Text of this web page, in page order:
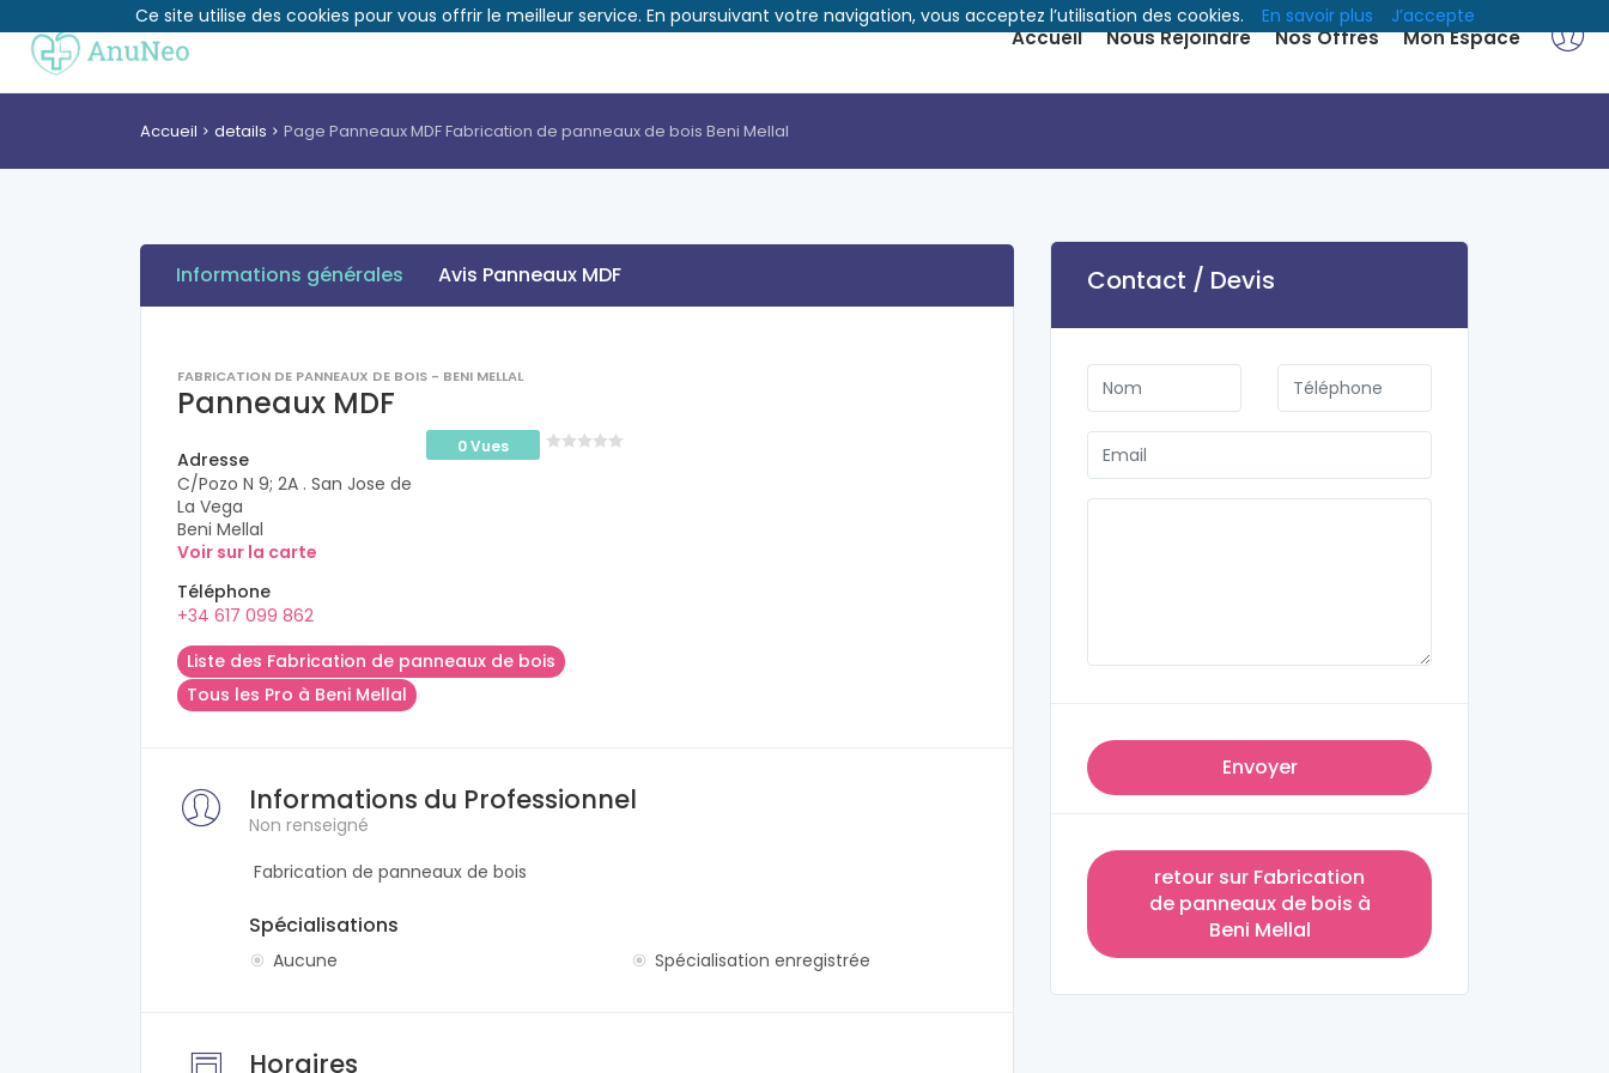
Accueil Nous Rejoindre Nos Offres Mon Espace
Accueil details Page Panneaux MDF Fabrication de panneaux de bois Beni Mellal
Informations générales Avis Panneaux MDF
FABRICATION DE PANNEAUX DE BOIS - BENI MELLAL
Panneaux MDF
0 Vues
Adresse
C/Pozo N 9; 2A . San Jose de
La Vega
Beni Mellal
Voir sur la carte
Téléphone
+34 617 099 862
Liste des Fabrication de panneaux de bois
Tous les Pro à Beni Mellal
Informations du Professionnel
Non renseigné
Fabrication de panneaux de bois
Spécialisations
Aucune Spécialisation enregistrée
Horaires
Contact / Devis
Envoyer
retour sur Fabrication
de panneaux de bois à
Beni Mellal
Ce site utilise des cookies pour vous offrir le meilleur service. En poursuivant votre navigation, vous acceptez l’utilisation des cookies. En savoir plus J’accepte